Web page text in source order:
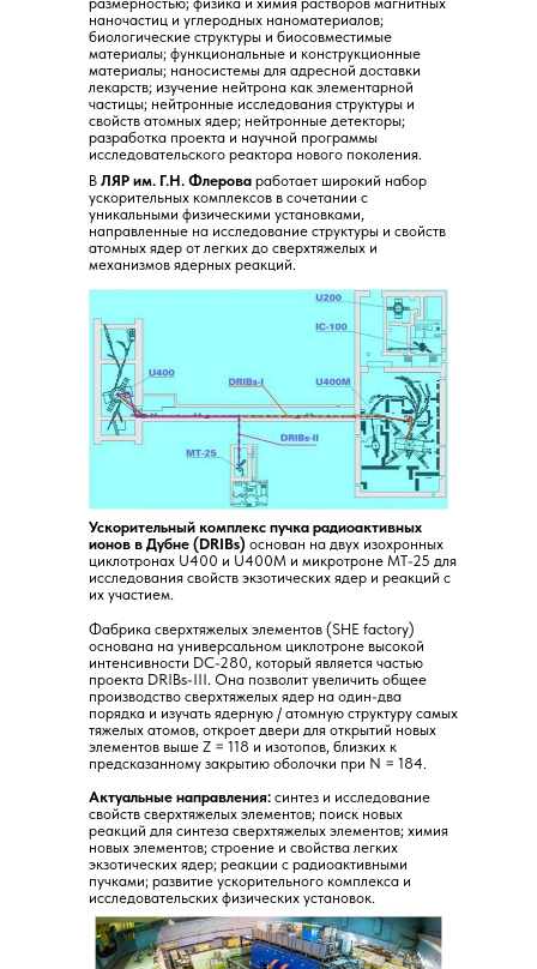
наночастиц и углеродных наноматериалов;
биологические структуры и биосовместимые
материалы; функциональные и конструкционные
материалы; наносистемы для адресной доставки
лекарств; изучение нейтрона как элементарной
частицы; нейтронные исследования структуры и
свойств атомных ядер; нейтронные детекторы;
разработка проекта и научной программы
исследовательского реактора нового поколения.
В ЛЯР им. Г.Н. Флерова работает широкий набор
ускорительных комплексов в сочетании с
уникальными физическими установками,
направленные на исследование структуры и свойств
атомных ядер от легких до сверхтяжелых и
механизмов ядерных реакций.
Ускорительный комплекс пучка радиоактивных
ионов в Дубне (DRIBs) основан на двух изохронных
циклотронах U400 и U400M и микротроне MT-25 для
исследования свойств экзотических ядер и реакций с
их участием.
Фабрика сверхтяжелых элементов (SHE factory)
основана на универсальном циклотроне высокой
интенсивности DC-280, который является частью
проекта DRIBs-III. Она позволит увеличить общее
производство сверхтяжелых ядер на один-два
порядка и изучать ядерную / атомную структуру самых
тяжелых атомов, откроет двери для открытий новых
элементов выше Z = 118 и изотопов, близких к
предсказанному закрытию оболочки при N = 184.
Актуальные направления: синтез и исследование
свойств сверхтяжелых элементов; поиск новых
реакций для синтеза сверхтяжелых элементов; химия
новых элементов; строение и свойства легких
экзотических ядер; реакции с радиоактивными
пучками; развитие ускорительного комплекса и
исследовательских физических установок.